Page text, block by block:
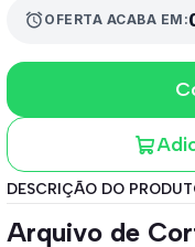
alarmOFERTA ACABA EM:
DESCRIÇÃO DO
Arquivo de